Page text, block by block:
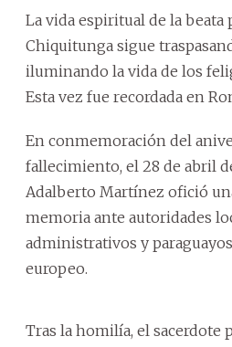
La vida espiritual de la beata
Chiquitunga sigue
iluminando la vida de los
Esta vez fue recordada en
En conmemoración del
fallecimiento, el 28 de abril
Adalberto Martínez ofició
memoria ante autoridades
administrativos y
europeo.
Tras la homilía, el sacerdote